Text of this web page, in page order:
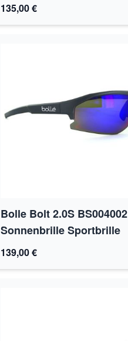
135,00 €
Bolle Bolt 2.0S BS004002
Sonnenbrille Sportbrille
139,00 €